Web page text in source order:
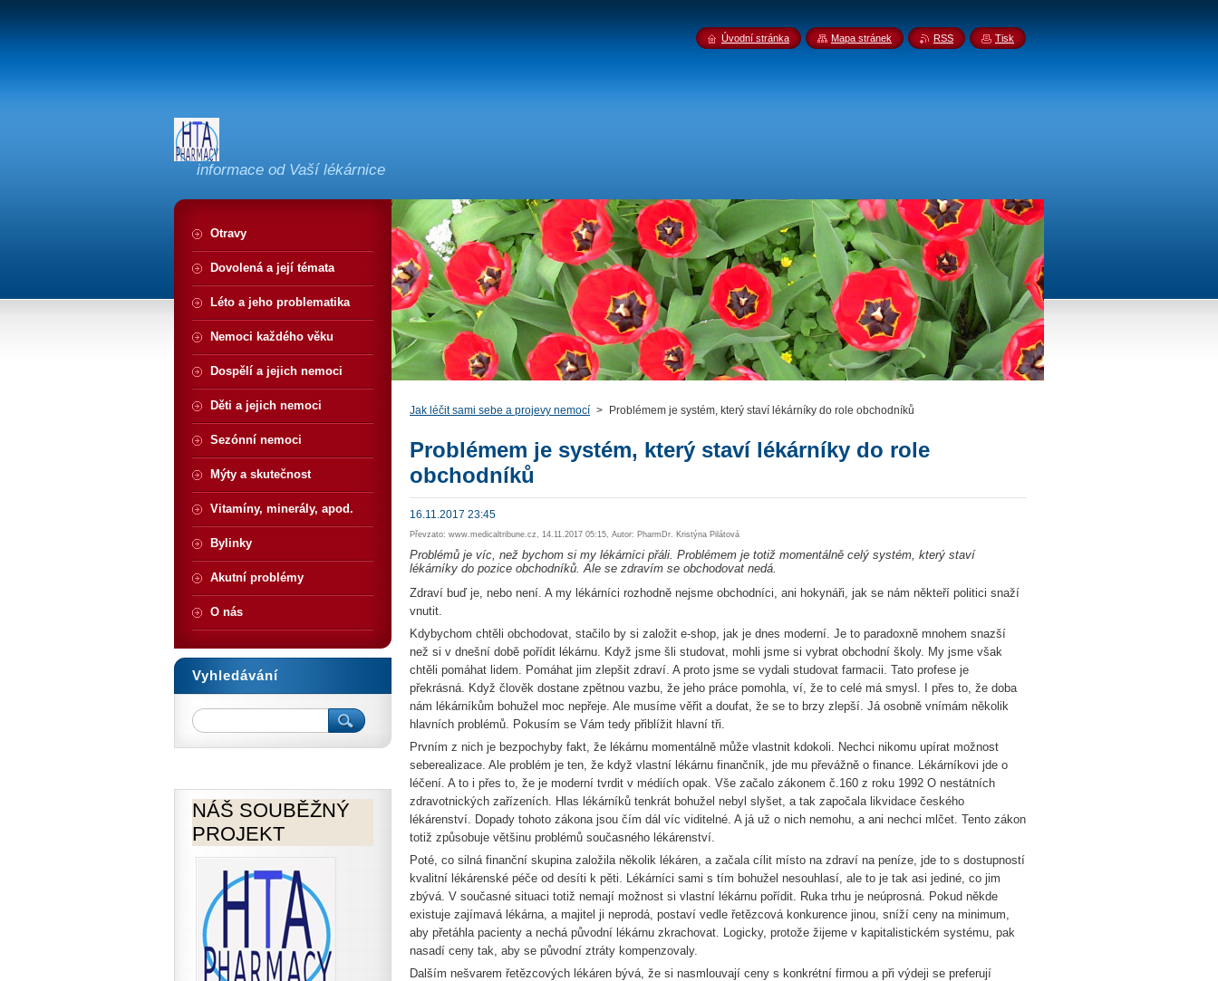
informace od Vaší lékárnice
Jak léčit sami sebe a projevy nemocí > Problémem je systém, který staví lékárníky do role obchodníků
Problémem je systém, který staví lékárníky do role
obchodníků
16.11.2017 23:45
Převzato: www.medicaltribune.cz, 14.11.2017 05:15, Autor: PharmDr. Kristýna Pilátová
Problémů je víc, než bychom si my lékárníci přáli. Problémem je totiž momentálně celý systém, který staví
lékárníky do pozice obchodníků. Ale se zdravím se obchodovat nedá.
Zdraví buď je, nebo není. A my lékárníci rozhodně nejsme obchodníci, ani hokynáři, jak se nám někteří politici snaží
vnutit.
Kdybychom chtěli obchodovat, stačilo by si založit e-shop, jak je dnes moderní. Je to paradoxně mnohem snazší
než si v dnešní době pořídit lékárnu. Když jsme šli studovat, mohli jsme si vybrat obchodní školy. My jsme však
chtěli pomáhat lidem. Pomáhat jim zlepšit zdraví. A proto jsme se vydali studovat farmacii. Tato profese je
překrásná. Když člověk dostane zpětnou vazbu, že jeho práce pomohla, ví, že to celé má smysl. I přes to, že doba
nám lékárníkům bohužel moc nepřeje. Ale musíme věřit a doufat, že se to brzy zlepší. Já osobně vnímám několik
hlavních problémů. Pokusím se Vám tedy přiblížit hlavní tři.
Prvním z nich je bezpochyby fakt, že lékárnu momentálně může vlastnit kdokoli. Nechci nikomu upírat možnost
seberealizace. Ale problém je ten, že když vlastní lékárnu finančník, jde mu převážně o finance. Lékárníkovi jde o
léčení. A to i přes to, že je moderní tvrdit v médiích opak. Vše začalo zákonem č.160 z roku 1992 O nestátních
zdravotnických zařízeních. Hlas lékárníků tenkrát bohužel nebyl slyšet, a tak započala likvidace českého
lékárenství. Dopady tohoto zákona jsou čím dál víc viditelné. A já už o nich nemohu, a ani nechci mlčet. Tento zákon
totiž způsobuje většinu problémů současného lékárenství.
Poté, co silná finanční skupina založila několik lékáren, a začala cílit místo na zdraví na peníze, jde to s dostupností
kvalitní lékárenské péče od desíti k pěti. Lékárníci sami s tím bohužel nesouhlasí, ale to je tak asi jediné, co jim
zbývá. V současné situaci totiž nemají možnost si vlastní lékárnu pořídit. Ruka trhu je neúprosná. Pokud někde
existuje zajímavá lékárna, a majitel ji neprodá, postaví vedle řetězcová konkurence jinou, sníží ceny na minimum,
aby přetáhla pacienty a nechá původní lékárnu zkrachovat. Logicky, protože žijeme v kapitalistickém systému, pak
nasadí ceny tak, aby se původní ztráty kompenzovaly.
Dalším nešvarem řetězcových lékáren bývá, že si nasmlouvají ceny s konkrétní firmou a při výdeji se preferují
Otravy
Dovolená a její témata
Léto a jeho problematika
Nemoci každého věku
Dospělí a jejich nemoci
Děti a jejich nemoci
Sezónní nemoci
Mýty a skutečnost
Vitamíny, minerály, apod.
Bylinky
Akutní problémy
O nás
Vyhledávání
NÁŠ SOUBĚŽNÝ
PROJEKT
Úvodní stránka Mapa stránek RSS Tisk